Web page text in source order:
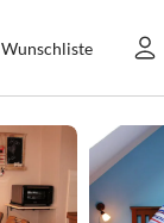
Wunschliste